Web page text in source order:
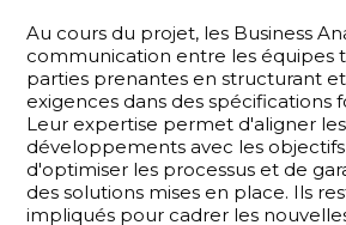
Au cours du projet, les Business
communication entre les équipes
parties prenantes en structurant
exigences dans des spécifications
Leur expertise permet d'aligner les
développements avec les
d'optimiser les processus et de
des solutions mises en place. Ils
impliqués pour cadrer les